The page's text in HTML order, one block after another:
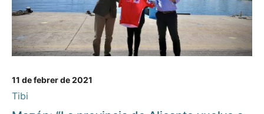
11 de febrer de 2021
Tibi